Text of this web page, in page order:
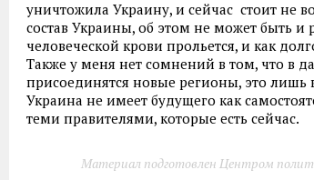
уничтожила Украину, и сейчас стоит не
состав Украины, об этом не может быть и
человеческой крови прольется, и как
Также у меня нет сомнений в том, что в
присоединятся новые регионы, это лишь
Украина не имеет будущего как
теми правителями, которые есть сейчас.
Материал подготовлен Центром